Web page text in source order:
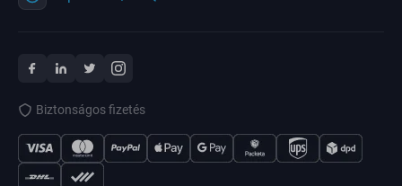
Biztonságos fizetés